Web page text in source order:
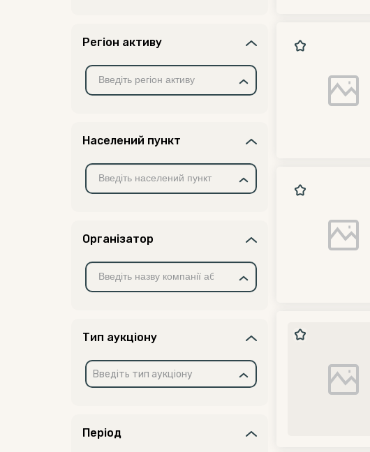
Регіон активу
Населений пункт
Організатор
Тип аукціону
Введіть тип аукціону
Період